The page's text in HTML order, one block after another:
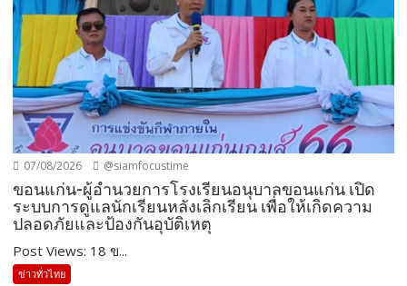
07/08/2026 @siamfocustime
ขอนแก่น-ผู้อำนวยการโรงเรียนอนุบาลขอนแก่น เปิด
ระบบการดูแลนักเรียนหลังเลิกเรียน เพื่อให้เกิดความ
ปลอดภัยและป้องกันอุบัติเหตุ
Post Views: 18 ข...
ข่าวทั่วไทย